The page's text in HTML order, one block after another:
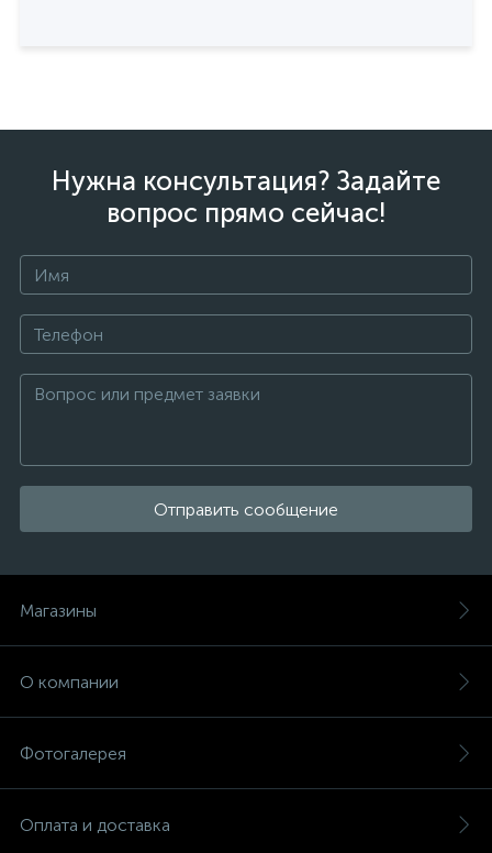
Нужна консультация? Задайте
вопрос прямо сейчас!
Отправить сообщение
Магазины
О компании
Фотогалерея
Оплата и доставка